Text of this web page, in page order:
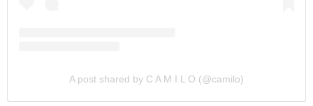
A post shared by C A M I L O (@camilo)